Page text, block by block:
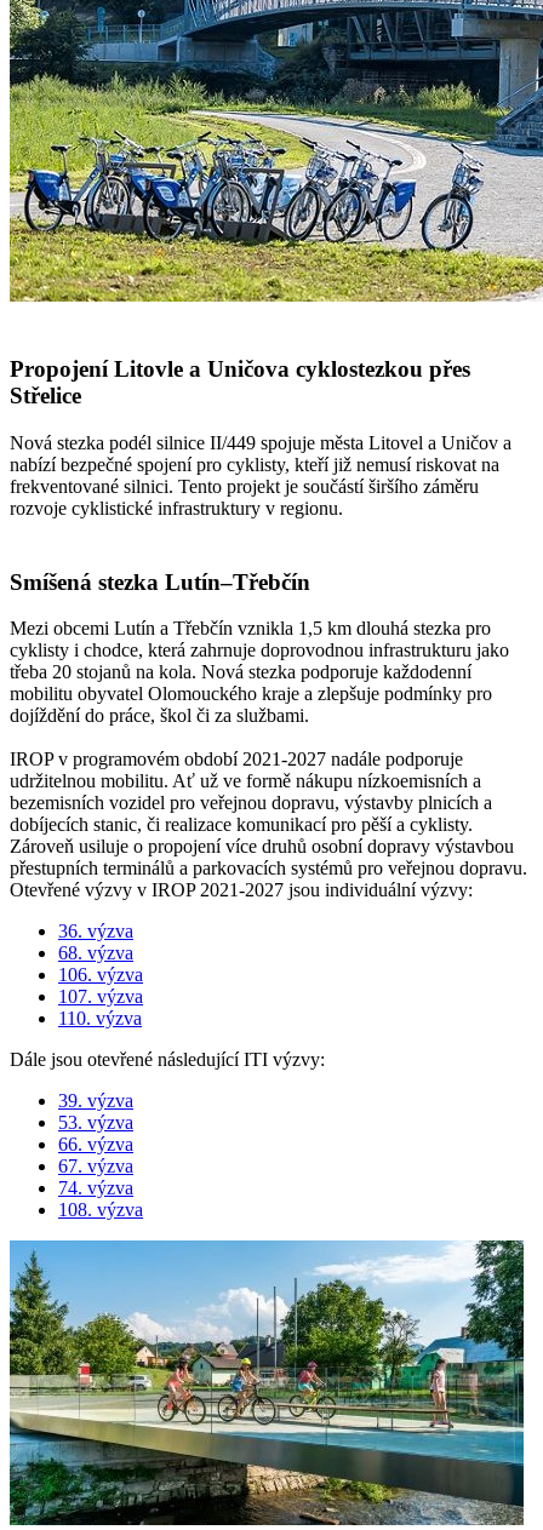
Propojení Litovle a Uničova cyklostezkou přes
Střelice
Nová stezka podél silnice II/449 spojuje města Litovel a Uničov a
nabízí bezpečné spojení pro cyklisty, kteří již nemusí riskovat na
frekventované silnici. Tento projekt je součástí širšího záměru
rozvoje cyklistické infrastruktury v regionu.
Smíšená stezka Lutín–Třebčín
Mezi obcemi Lutín a Třebčín vznikla 1,5 km dlouhá stezka pro
cyklisty i chodce, která zahrnuje doprovodnou infrastrukturu jako
třeba 20 stojanů na kola. Nová stezka podporuje každodenní
mobilitu obyvatel Olomouckého kraje a zlepšuje podmínky pro
dojíždění do práce, škol či za službami.
IROP v programovém období 2021-2027 nadále podporuje
udržitelnou mobilitu. Ať už ve formě nákupu nízkoemisních a
bezemisních vozidel pro veřejnou dopravu, výstavby plnicích a
dobíjecích stanic, či realizace komunikací pro pěší a cyklisty.
Zároveň usiluje o propojení více druhů osobní dopravy výstavbou
přestupních terminálů a parkovacích systémů pro veřejnou dopravu.
Otevřené výzvy v IROP 2021-2027 jsou individuální výzvy:
36. výzva
68. výzva
106. výzva
107. výzva
110. výzva
Dále jsou otevřené následující ITI výzvy:
39. výzva
53. výzva
66. výzva
67. výzva
74. výzva
108. výzva